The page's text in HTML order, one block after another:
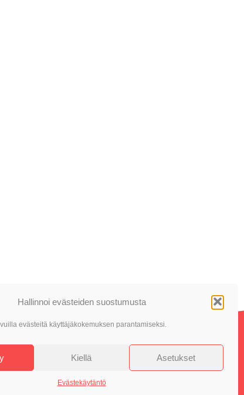
Hallinnoi evästeiden suostumusta
evästeitä käyttäjäkokemuksen parantamiseksi.
Kiellä Asetukset
Evästekäytäntö